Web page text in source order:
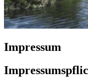
Impressum